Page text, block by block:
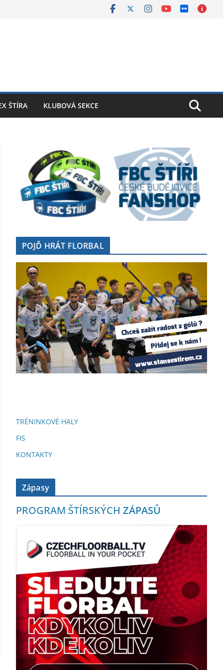
ŠTÍRA KLUBOVÁ SEKCE
POJĎ HRÁT FLORBAL
TRÉNINKOVÉ HALY
FIS
KONTAKTY
Zápasy
PROGRAM ŠTÍRSKÝCH ZÁPASŮ